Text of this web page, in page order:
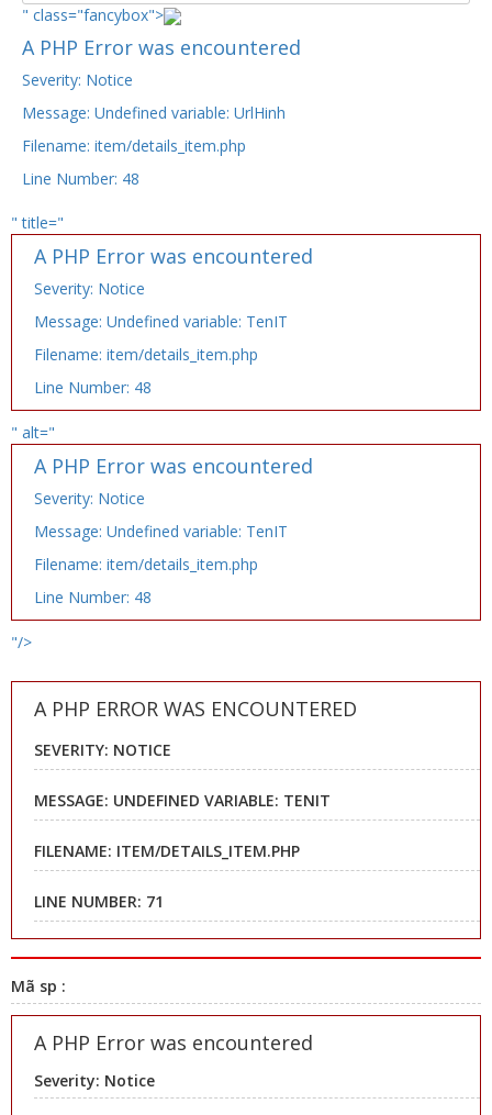
" class="fancybox">
A PHP Error was encountered
Severity: Notice
Message: Undefined variable: UrlHinh
Filename: item/details_item.php
Line Number: 48
" title="
A PHP Error was encountered
Severity: Notice
Message: Undefined variable: TenIT
Filename: item/details_item.php
Line Number: 48
" alt="
A PHP Error was encountered
Severity: Notice
Message: Undefined variable: TenIT
Filename: item/details_item.php
Line Number: 48
"/>
A PHP ERROR WAS ENCOUNTERED
SEVERITY: NOTICE
MESSAGE: UNDEFINED VARIABLE: TENIT
FILENAME: ITEM/DETAILS_ITEM.PHP
LINE NUMBER: 71
Mã sp :
A PHP Error was encountered
Severity: Notice